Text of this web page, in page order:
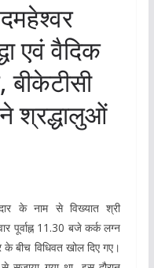
एवं वैदिक
बीकेटीसी
ने श्रद्धालुओं
के नाम से विख्यात श्री
पूर्वाह्न 11.30 बजे कर्क लग्न
के बीच विधिवत खोल दिए गए।